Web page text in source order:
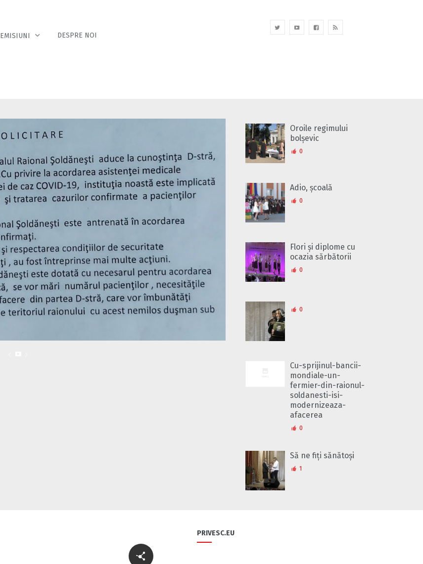
EMISIUNI DESPRE NOI
Oroile regimului
bolșevic
0
Adio, școală
0
Flori și diplome cu
ocazia sărbătorii
0
0
Cu-sprijinul-bancii-
mondiale-un-
fermier-din-raionul-
soldanesti-isi-
modernizeaza-
afacerea
0
Să ne fiți sănătoși
1
PRIVESC.EU